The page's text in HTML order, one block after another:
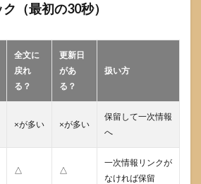
（最初の30秒）
全文に
戻れ
る？
更新日
があ
る？
扱い方
×が多い ×が多い
保留して一次情報
へ
△ △
一次情報リンクが
なければ保留